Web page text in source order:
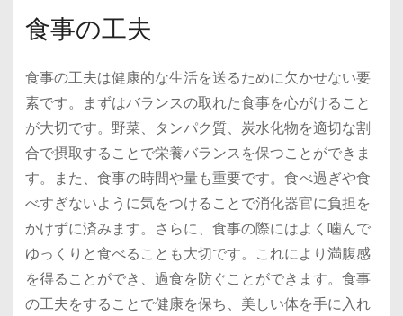
食事の工夫
食事の工夫は健康的な生活を送るために欠かせない要
素です。まずはバランスの取れた食事を心がけること
が大切です。野菜、タンパク質、炭水化物を適切な割
合で摂取することで栄養バランスを保つことができま
す。また、食事の時間や量も重要です。食べ過ぎや食
べすぎないように気をつけることで消化器官に負担を
かけずに済みます。さらに、食事の際にはよく噛んで
ゆっくりと食べることも大切です。これにより満腹感
を得ることができ、過食を防ぐことができます。食事
の工夫をすることで健康を保ち、美しい体を手に入れ